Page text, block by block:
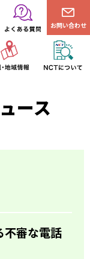
お問い合わせ
ース
不審な電話